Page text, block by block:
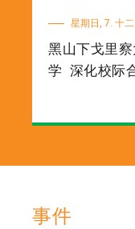
星期日, 7. 十
黑山下戈里
学 深化校际
事件